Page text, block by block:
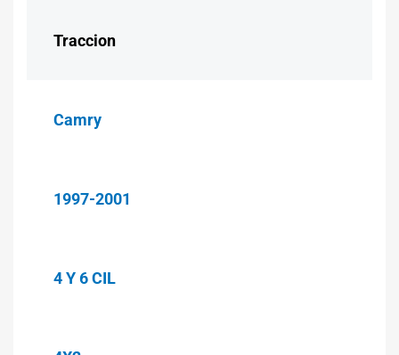
Traccion
Camry
1997-2001
4 Y 6 CIL